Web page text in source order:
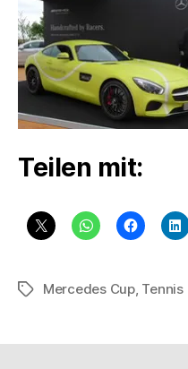
Teilen mit:
Schlagwörter
Mercedes Cup, Tennis